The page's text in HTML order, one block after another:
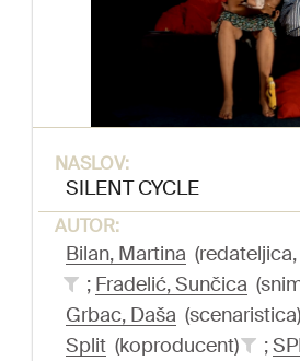
NASLOV:
SILENT CYCLE
AUTOR:
Bilan, Martina
; Fradelić, Sunčica
Grbac, Daša
Split (koproducent) ;